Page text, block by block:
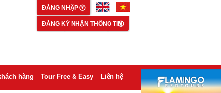
ĐĂNG NHẬP
ĐĂNG KÝ NHẬN THÔNG TIN
hàng Tour Free & Easy Liên hệ